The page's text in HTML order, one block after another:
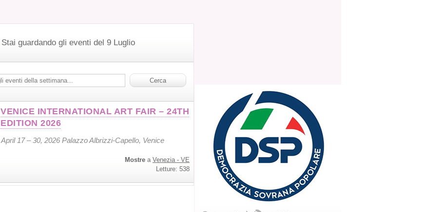
Stai guardando gli eventi del 9 Luglio
VENICE INTERNATIONAL ART FAIR – 24TH
EDITION 2026
April 17 – 30, 2026 Palazzo Albrizzi-Capello, Venice
Mostre a Venezia - VE
Letture: 538